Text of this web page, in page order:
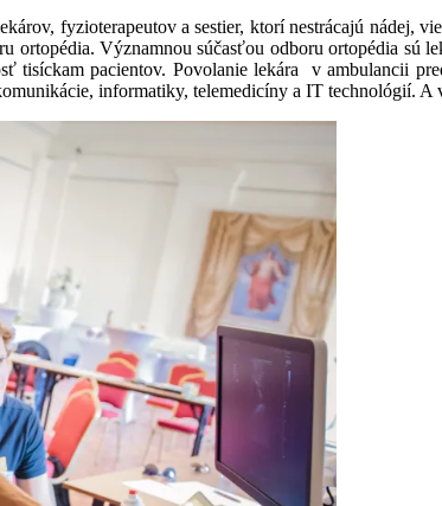
fyzioterapeutov a sestier, ktorí nestrácajú nádej,
ortopédia. Významnou súčasťou odboru ortopédia sú
tisíckam pacientov. Povolanie lekára v ambulancii
informatiky, telemedicíny a IT technológií. A